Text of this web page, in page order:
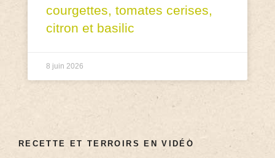
courgettes, tomates cerises,
citron et basilic
8 juin 2026
RECETTE ET TERROIRS EN VIDÉO